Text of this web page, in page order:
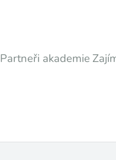
Partneři akademie